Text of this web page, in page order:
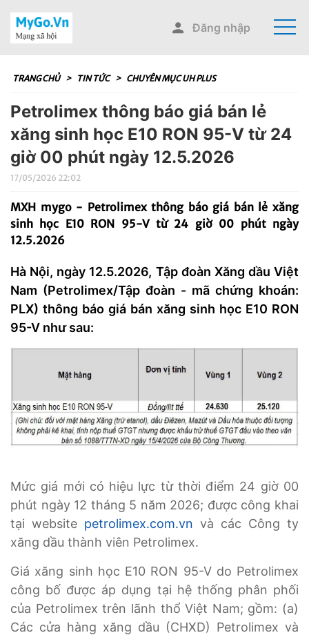
Đăng nhập
TRANG CHỦ > TIN TỨC > CHUYÊN MỤC UH PLUS
Petrolimex thông báo giá bán lẻ
xăng sinh học E10 RON 95-V từ 24
giờ 00 phút ngày 12.5.2026
17/05/2026 22:02
MXH mygo - Petrolimex thông báo giá bán lẻ xăng
sinh học E10 RON 95-V từ 24 giờ 00 phút ngày
12.5.2026
Hà Nội, ngày 12.5.2026, Tập đoàn Xăng dầu Việt
Nam (Petrolimex/Tập đoàn - mã chứng khoán:
PLX) thông báo giá bán xăng sinh học E10 RON
95-V như sau:
Mức giá mới có hiệu lực từ thời điểm 24 giờ 00
phút ngày 12 tháng 5 năm 2026; được công khai
tại website petrolimex.com.vn và các Công ty
xăng dầu thành viên Petrolimex.
Giá xăng sinh học E10 RON 95-V do Petrolimex
công bố được áp dụng tại hệ thống phân phối
của Petrolimex trên lãnh thổ Việt Nam; gồm: (a)
Các cửa hàng xăng dầu (CHXD) Petrolimex và